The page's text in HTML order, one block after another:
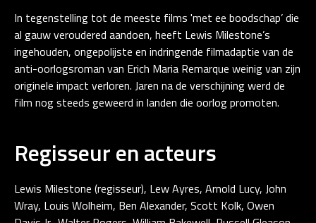
In tegenstelling tot de meeste films 'met ee boodschap’ die
al gauw veroudered aandoen, heeft Lewis Milestone’s
ingehouden, ongepolijste en indringende filmadaptie van de
anti-oorlogsroman van Erich Maria Remarque weinig van zijn
originele impact verloren. Jaren na de verschijning werd de
film nog steeds geweerd in landen die oorlog promoten.
Regisseur en acteurs
Lewis Milestone (regisseur), Lew Ayres, Arnold Lucy, John
Wray, Louis Wolheim, Ben Alexander, Scott Kolk, Owen